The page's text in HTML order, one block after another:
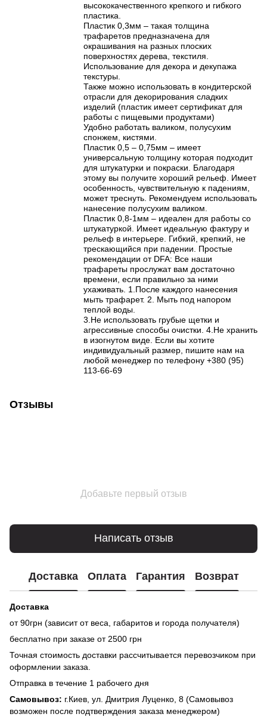
высококачественного крепкого и гибкого
пластика.
Пластик 0,3мм – такая толщина
трафаретов предназначена для
окрашивания на разных плоских
поверхностях дерева, текстиля.
Использование для декора и декупажа
текстуры.
Также можно использовать в кондитерской
отрасли для декорирования сладких
изделий (пластик имеет сертификат для
работы с пищевыми продуктами)
Удобно работать валиком, полусухим
спонжем, кистями.
Пластик 0,5 – 0,75мм – имеет
универсальную толщину которая подходит
для штукатурки и покраски. Благодаря
этому вы получите хороший рельеф. Имеет
особенность, чувствительную к падениям,
может треснуть. Рекомендуем использовать
нанесение полусухим валиком.
Пластик 0,8-1мм – идеален для работы со
штукатуркой. Имеет идеальную фактуру и
рельеф в интерьере. Гибкий, крепкий, не
трескающийся при падении. Простые
рекомендации от DFA: Все наши
трафареты прослужат вам достаточно
времени, если правильно за ними
ухаживать. 1.После каждого нанесения
мыть трафарет. 2. Мыть под напором
теплой воды.
3.Не использовать грубые щетки и
агрессивные способы очистки. 4.Не хранить
в изогнутом виде. Если вы хотите
индивидуальный размер, пишите нам на
любой менеджер по телефону +380 (95)
113-66-69
Отзывы
Добавьте первый отзыв
Написать отзыв
Доставка Оплата Гарантия Возврат
Доставка
от 90грн (зависит от веса, габаритов и города получателя)
бесплатно при заказе от 2500 грн
Точная стоимость доставки рассчитывается перевозчиком при
оформлении заказа.
Отправка в течение 1 рабочего дня
Самовывоз: г.Киев, ул. Дмитрия Луценко, 8 (Самовывоз
возможен после подтверждения заказа менеджером)